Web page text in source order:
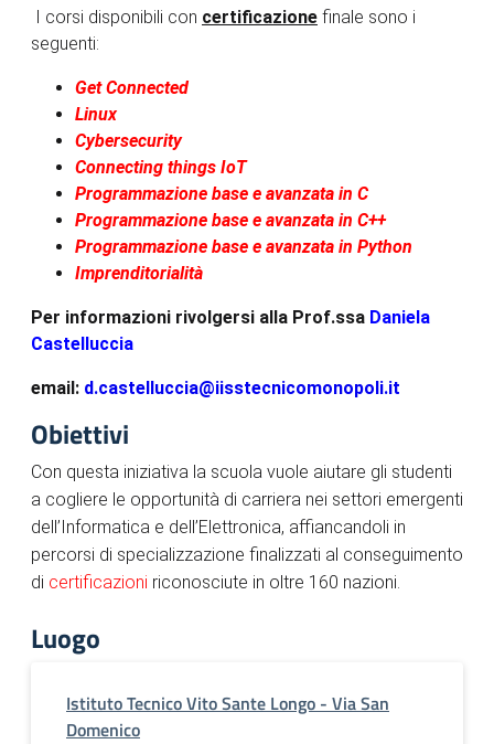
I corsi disponibili con certificazione finale sono i
seguenti:
Get Connected
Linux
Cybersecurity
Connecting things IoT
Programmazione base e avanzata in C
Programmazione base e avanzata in C++
Programmazione base e avanzata in Python
Imprenditorialità
Per informazioni rivolgersi alla Prof.ssa Daniela
Castelluccia
email: d.castelluccia@iisstecnicomonopoli.it
Obiettivi
Con questa iniziativa la scuola vuole aiutare gli studenti
a cogliere le opportunità di carriera nei settori emergenti
dell’Informatica e dell’Elettronica, affiancandoli in
percorsi di specializzazione finalizzati al conseguimento
di certificazioni riconosciute in oltre 160 nazioni.
Luogo
Istituto Tecnico Vito Sante Longo - Via San
Domenico